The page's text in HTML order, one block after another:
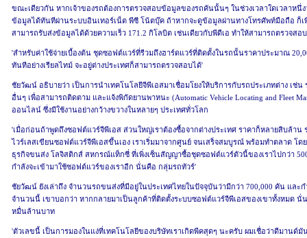
ขณะเดียวกัน หากเจ้าของรถต้องการตรวจสอบข้อมูลของรถคันนั้นๆ ในช่วงเวลาใดเวลาหนึ่ง
ข้อมูลได้ทันทีผ่านระบบอินเทอร์เน็ต พีซี โน้ตบุ๊ค ถ้าหากจะดูข้อมูลผ่านทางโทรศัพท์มือถือ ก็เ
สามารถรับส่งข้อมูลได้ด้วยความเร็ว 171.2 กิโลบิต เช่นเดียวกับพีดีเอ ทำให้สามารถตรวจสอ
'สำหรับค่าใช้จ่ายเบื้องต้น ชุดซอฟต์แวร์ที่รีวมถึงฮาร์ดแวร์ที่ติดตั้งในรถนั้นราคาประมาณ
ทันทีอย่างเรียลไทม์ จะอยู่ต่างประเทศก็สามารถตรวจสอบได้'
ชัยวัฒน์ อธิบายว่า เป็นการนำเทคโนโลยีจีพีเอสมาเชื่อมโยงให้บริการกับรถประเภทต่าง เช่
อื่นๆ เพื่อสามารถติดตาม และแจ้งพิกัดยานพาหนะ (Automatic Vehicle Locating and Fleet
ออนไลน์ ซึ่งมีใช้งานอย่างกว้างขวางในหลายๆ ประเทศทั่วโลก
'เมื่อก่อนถ้าพูดถึงซอฟต์แวร์จีพีเอส ส่วนใหญ่เราต้องซื้อจากต่างประเทศ ราคาก็หลายสิบล้าน
ไวร์เลสเขียนซอฟต์แวร์จีพีเอสขึ้นเอง เราเริ่มมาจากศูนย์ จนเสร็จสมบูรณ์ พร้อมทำตลาด โ
ธุรกิจขนส่ง โลจิสติกส์ สหกรณ์แท็กซี่ ที่เพิ่งเซ็นสัญญาซื้อชุดซอฟต์แวร์ตัวนี้ของเราไปกว่า
กำลังจะเข้ามาใช้ซอฟต์แวร์ของเราอีก นั่นคือ กลุ่มรถทัวร์'
ชัยวัฒน์ ยังเล่าถึง จำนวนรถขนส่งที่มีอยู่ในประเทศไทยในปัจจุบันว่ามีกว่า 700,000 คัน และ
จำนวนนี้ เขาบอกว่า หากกลายมาเป็นลูกค้าที่ติดตั้งระบบซอฟต์แวร์จีพีเอสของเขาทั้งหมด นั่
หมื่นล้านบาท
'ตัวเลขนี้ เป็นการมองในแง่ที่เทคโนโลยีของบริษัทเราเกิดพีคสุดๆ นะครับ ผมเชื่อว่าดีมานด์มั